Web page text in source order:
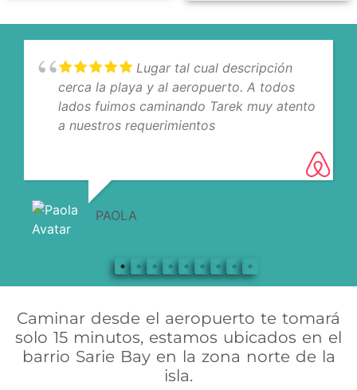
Lugar tal cual descripción
cerca la playa y al aeropuerto. A todos
lados fuimos caminando Tarek muy atento
a nuestros requerimientos
PAOLA
Caminar desde el aeropuerto te tomará
solo 15 minutos, estamos ubicados en el
barrio Sarie Bay en la zona norte de la
isla.